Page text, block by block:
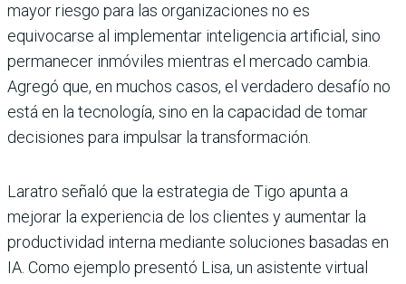
mayor riesgo para las organizaciones no es
equivocarse al implementar inteligencia artificial, sino
permanecer inmóviles mientras el mercado cambia.
Agregó que, en muchos casos, el verdadero desafío no
está en la tecnología, sino en la capacidad de tomar
decisiones para impulsar la transformación.
Laratro señaló que la estrategia de Tigo apunta a
mejorar la experiencia de los clientes y aumentar la
productividad interna mediante soluciones basadas en
IA. Como ejemplo presentó Lisa, un asistente virtual